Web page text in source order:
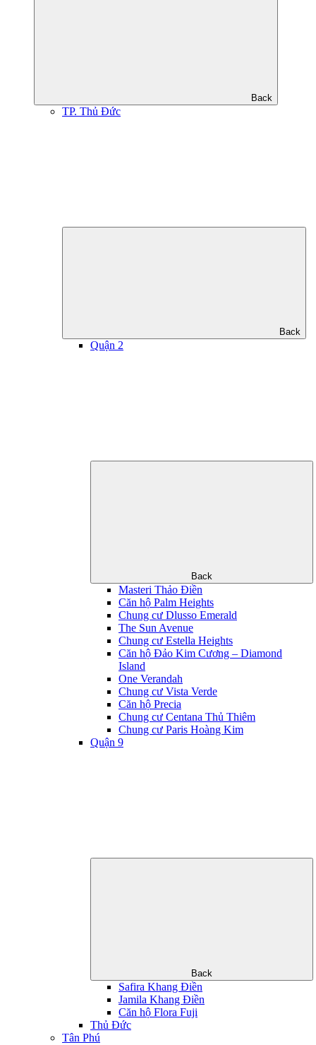
Back
TP. Thủ Đức
Back
Quận 2
Back
Masteri Thảo Điền
Căn hộ Palm Heights
Chung cư Dlusso Emerald
The Sun Avenue
Chung cư Estella Heights
Căn hộ Đảo Kim Cương – Diamond
Island
One Verandah
Chung cư Vista Verde
Căn hộ Precia
Chung cư Centana Thủ Thiêm
Chung cư Paris Hoàng Kim
Quận 9
Back
Safira Khang Điền
Jamila Khang Điền
Căn hộ Flora Fuji
Thủ Đức
Tân Phú